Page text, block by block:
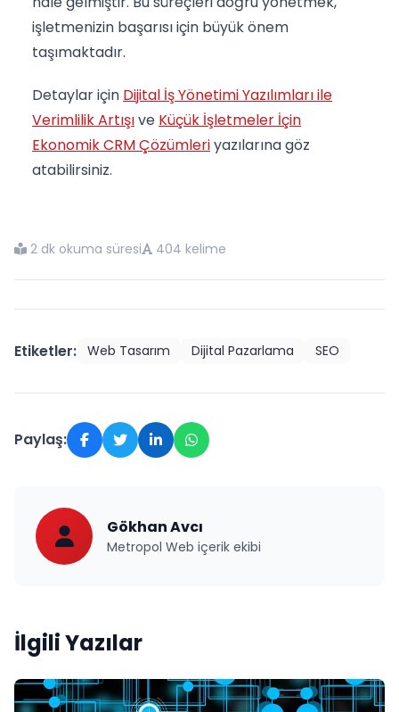
işletmenizin başarısı için büyük önem
taşımaktadır.
Detaylar için Dijital İş Yönetimi Yazılımları ile
Verimlilik Artışıve Küçük İşletmeler İçin
Ekonomik CRM Çözümleriyazılarına göz
atabilirsiniz.
2 dk okuma süresi 404 kelime
Etiketler: Web Tasarım Dijital Pazarlama SEO
Paylaş:
Gökhan Avcı
Metropol Web içerik ekibi
İlgili Yazılar